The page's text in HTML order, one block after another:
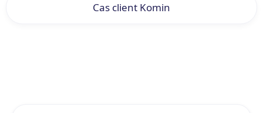
Cas client Komin